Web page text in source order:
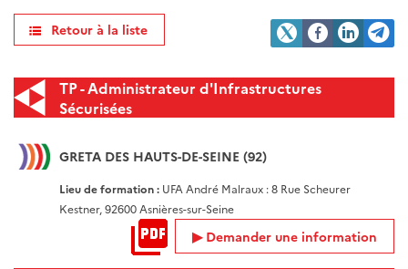
Retour à la liste
TP - Administrateur d'Infrastructures
Sécurisées
GRETA DES HAUTS-DE-SEINE (92)
Lieu de formation : UFA André Malraux : 8 Rue Scheurer
Kestner, 92600 Asnières-sur-Seine
Demander une information